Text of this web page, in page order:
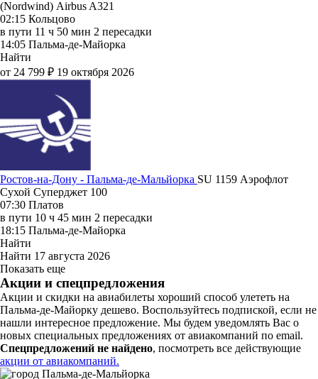
(Nordwind) Airbus A321
02:15 Кольцово
в пути 11 ч 50 мин 2 пересадки
14:05 Пальма-де-Майорка
Найти
от 24 799 ₽ 19 октября 2026
Ростов-на-Дону - Пальма-де-Мальйорка SU 1159 Аэрофлот
Сухой Суперджет 100
07:30 Платов
в пути 10 ч 45 мин 2 пересадки
18:15 Пальма-де-Майорка
Найти
Найти 17 августа 2026
Показать еще
Акции и спецпредложения
Акции и скидки на авиабилеты хороший способ улететь на
Пальма-де-Майорку дешево. Воспользуйтесь подпиской, если не
нашли интересное предложение. Мы будем уведомлять Вас о
новых специальных предложениях от авиакомпаний по email.
Спецпредложений не найдено, посмотреть все действующие
акции от авиакомпаний.